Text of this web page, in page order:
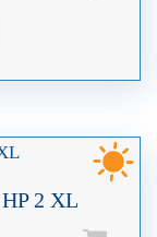
2 XL